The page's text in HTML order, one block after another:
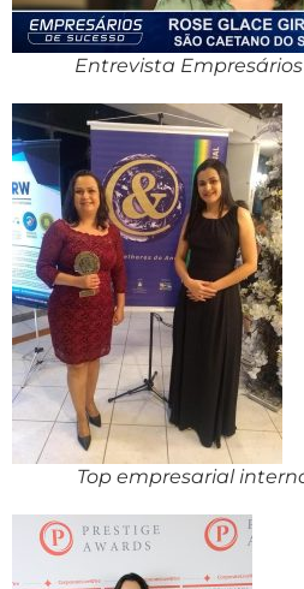
Entrevista Empresários
Top empresarial